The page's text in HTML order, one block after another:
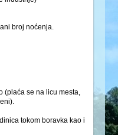
broj noćenja.
(plaća se na licu mesta,
tokom boravka kao i